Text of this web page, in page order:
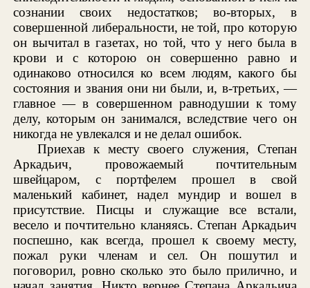
сознании своих недостатков; во-вторых, в
совершенной либеральности, не той, про которую
он вычитал в газетах, но той, что у него была в
крови и с которою он совершенно равно и
одинаково относился ко всем людям, какого бы
состояния и звания они ни были, и, в-третьих, —
главное — в совершенном равнодушии к тому
делу, которым он занимался, вследствие чего он
никогда не увлекался и не делал ошибок.
Приехав к месту своего служения, Степан
Аркадьич, провожаемый почтительным
швейцаром, с портфелем прошел в свой
маленький кабинет, надел мундир и вошел в
присутствие. Писцы и служащие все встали,
весело и почтительно кланяясь. Степан Аркадьич
поспешно, как всегда, прошел к своему месту,
пожал руки членам и сел. Он пошутил и
поговорил, ровно сколько это было прилично, и